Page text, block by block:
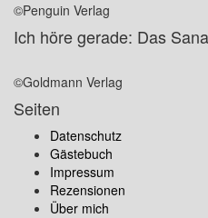
©Penguin Verlag
Ich höre gerade: Das
©Goldmann Verlag
Seiten
Datenschutz
Gästebuch
Impressum
Rezensionen
Über mich